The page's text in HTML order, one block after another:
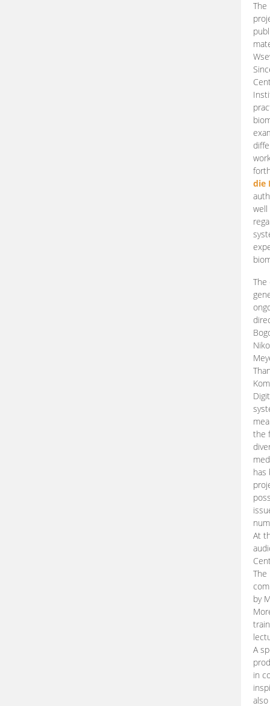
die
well
The
the
has
At
The
by
A
in